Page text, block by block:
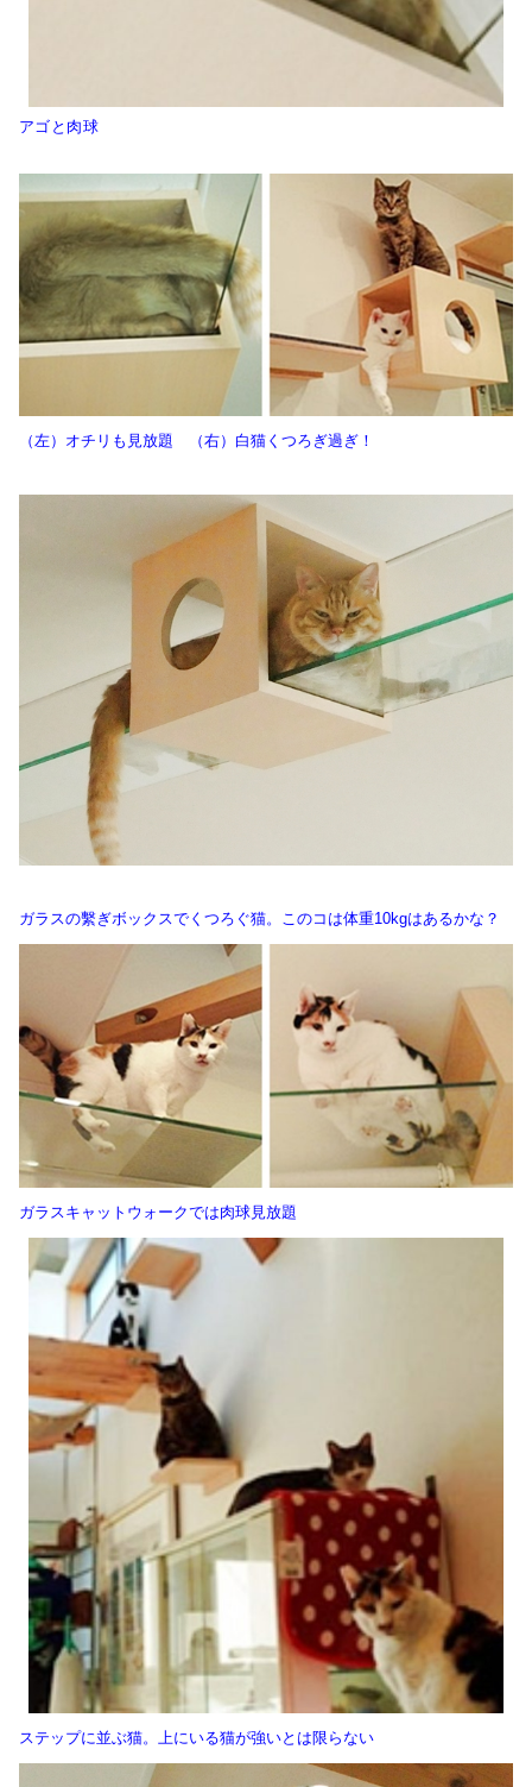
アゴと肉球
（左）オチリも見放題 （右）白猫くつろぎ過ぎ！
ガラスの繫ぎボックスでくつろぐ猫。このコは体重10kgはあるかな？
ガラスキャットウォークでは肉球見放題
ステップに並ぶ猫。上にいる猫が強いとは限らない